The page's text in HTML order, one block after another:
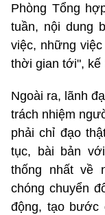
Phòng Tổng
tuần, nội dung
việc, những
thời gian tới", kế
Ngoài ra, lãnh
trách nhiệm
phải chỉ đạo
tục, bài bản
thống nhất về
chóng chuyển
động, tạo bước